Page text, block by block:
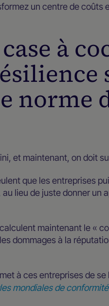
un centre de coûts
à
norme
et maintenant, on doit
que les entreprises
lieu de juste donner un
maintenant le «
dommages à la
à ces entreprises de
mondiales de